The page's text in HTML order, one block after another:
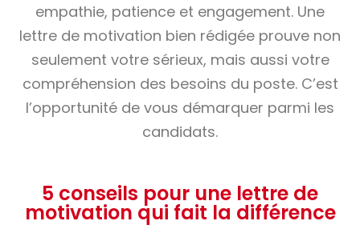
empathie, patience et engagement. Une
lettre de motivation bien rédigée prouve non
seulement votre sérieux, mais aussi votre
compréhension des besoins du poste. C’est
l’opportunité de vous démarquer parmi les
candidats.
5 conseils pour une lettre de
motivation qui fait la différence